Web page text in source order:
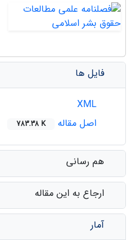
فایل ها
اصل مقاله
783.38 K
هم رسانی
ارجاع به این مقاله
آمار